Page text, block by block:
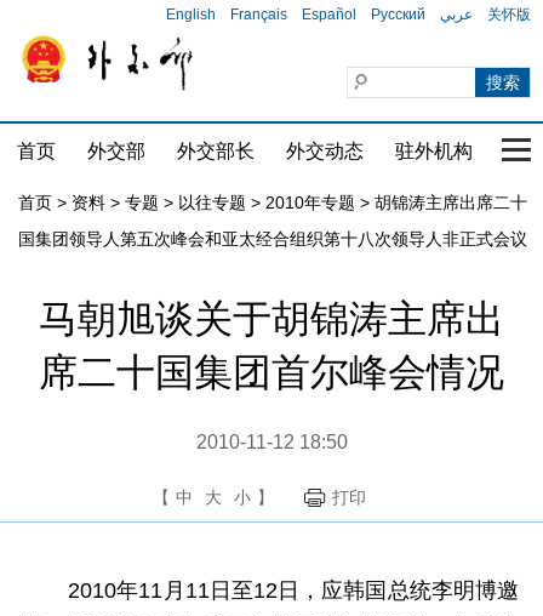
English Français Español Русский عربي 关怀版
首页 外交部 外交部长 外交动态 驻外机构 国
首页 > 资料 > 专题 > 以往专题 > 2010年专题 > 胡锦涛主席出席二十
国集团领导人第五次峰会和亚太经合组织第十八次领导人非正式会议
马朝旭谈关于胡锦涛主席出
席二十国集团首尔峰会情况
2010-11-12 18:50
【 中 大 小 】 打印
2010年11月11日至12日，应韩国总统李明博邀